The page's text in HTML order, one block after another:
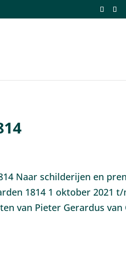
Naar schilderijen en
1814 1 oktober 2021
van Pieter Gerardus van